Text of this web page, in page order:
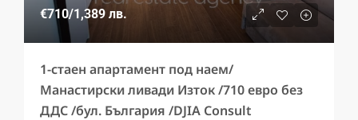
€710/1,389 лв.
1-стаен апартамент под наем/
Манастирски ливади Изток /710 евро без
ДДС /бул. България /DJIA Consult